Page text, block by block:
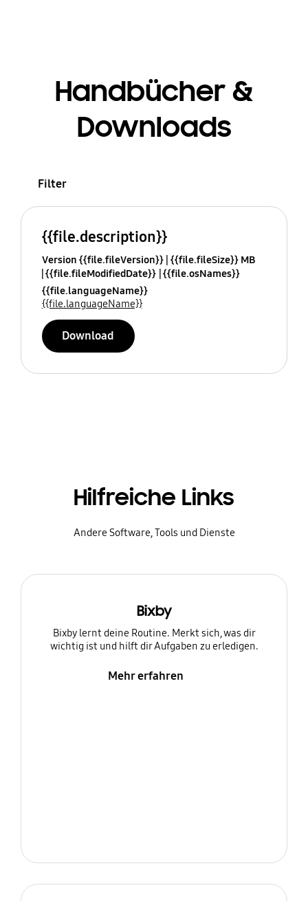
Handbücher &
Downloads
Filter
{{file.description}}
Version {{file.fileVersion}} {{file.fileSize}} MB
{{file.fileModifiedDate}} {{file.osNames}}
{{file.languageName}}
{{file.languageName}}
Download
Hilfreiche Links
Andere Software, Tools und Dienste
Bixby
Bixby lernt deine Routine. Merkt sich, was dir
wichtig ist und hilft dir Aufgaben zu erledigen.
Mehr erfahren